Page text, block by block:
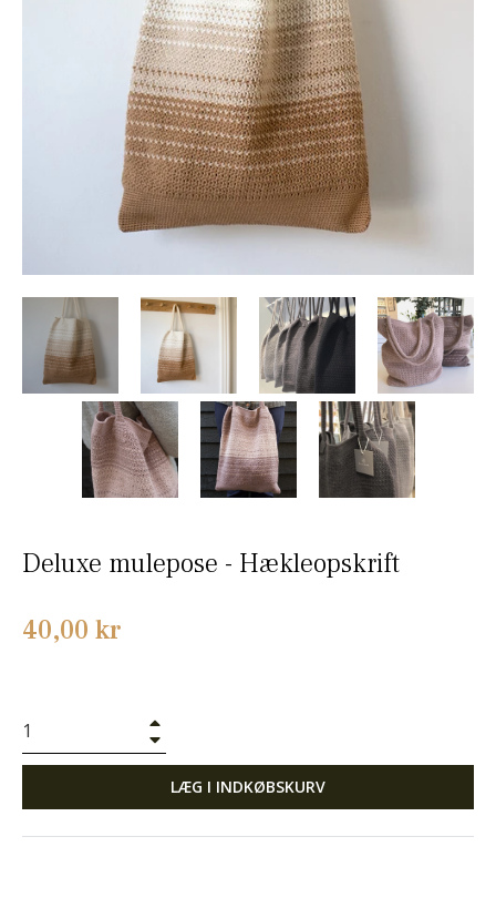
Deluxe mulepose - Hækleopskrift
Normalpris
40,00 kr
LÆG I INDKØBSKURV